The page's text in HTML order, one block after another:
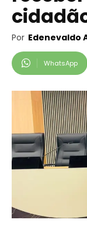
Por Edenevaldo
WhatsApp